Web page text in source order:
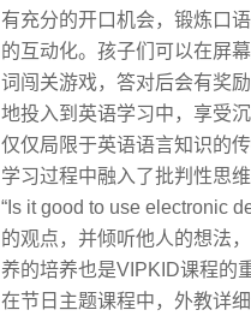
有充分的开口机会，锻炼口
的互动化。孩子们可以在屏
词闯关游戏，答对后会有奖
地投入到英语学习中，享受
仅仅局限于英语语言知识的
学习过程中融入了批判性思
“Is it good to use electronic
的观点，并倾听他人的想法
养的培养也是VIPKID课程的
在节日主题课程中，外教详